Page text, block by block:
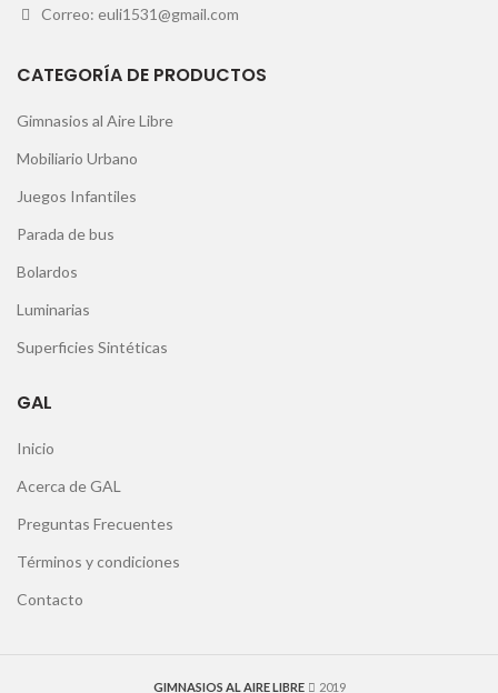
Correo: euli1531@gmail.com
CATEGORÍA DE PRODUCTOS
Gimnasios al Aire Libre
Mobiliario Urbano
Juegos Infantiles
Parada de bus
Bolardos
Luminarias
Superficies Sintéticas
GAL
Inicio
Acerca de GAL
Preguntas Frecuentes
Términos y condiciones
Contacto
GIMNASIOS AL AIRE LIBRE 2019